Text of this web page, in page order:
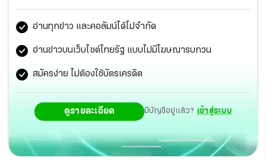
ทรมานและจมอยู่กับการแอบรักใครคนนึง อยากเปลี่ยนใจไป
รักคนอื่น แต่สุดท้ายก็ตัดใจเดินออกมาไม่ได้อยู่ดี
อ่านทุกข่าว และคอลัมน์ได้ไม่จำกัด
อ่านข่าวบนเว็บไซต์ไทยรัฐ แบบไม่มีโฆษณารบกวน
สมัครง่าย ไม่ต้องใช้บัตรเครดิต
ดูรายละเอียด มีบัญชีอยู่แล้ว? เข้าสู่ระบบ